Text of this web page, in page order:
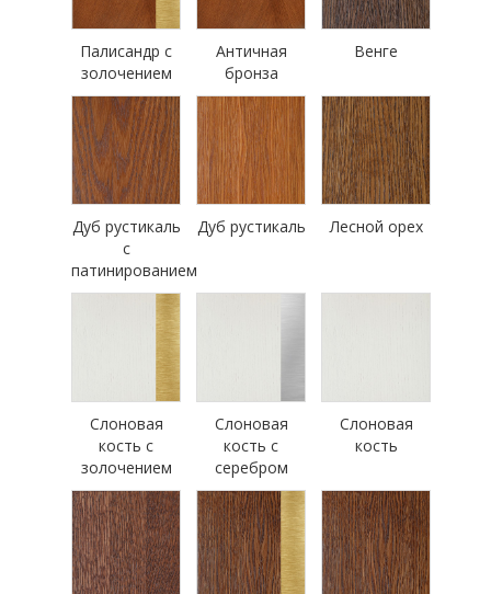
Палисандр с
золочением
Античная
бронза
Венге
Дуб рустикаль
с
патинированием
Дуб рустикаль Лесной орех
Слоновая
кость с
золочением
Слоновая
кость с
серебром
Слоновая
кость